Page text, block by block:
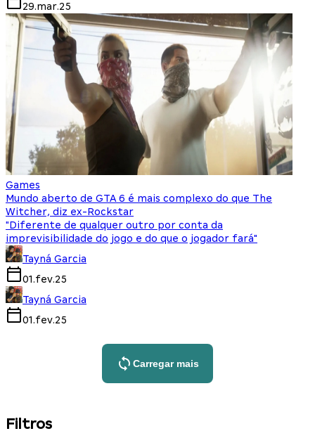
29.mar.25
Games
Mundo aberto de GTA 6 é mais complexo do que The
Witcher, diz ex-Rockstar
"Diferente de qualquer outro por conta da
imprevisibilidade do jogo e do que o jogador fará"
Tayná Garcia
01.fev.25
Tayná Garcia
01.fev.25
Carregar mais
Filtros